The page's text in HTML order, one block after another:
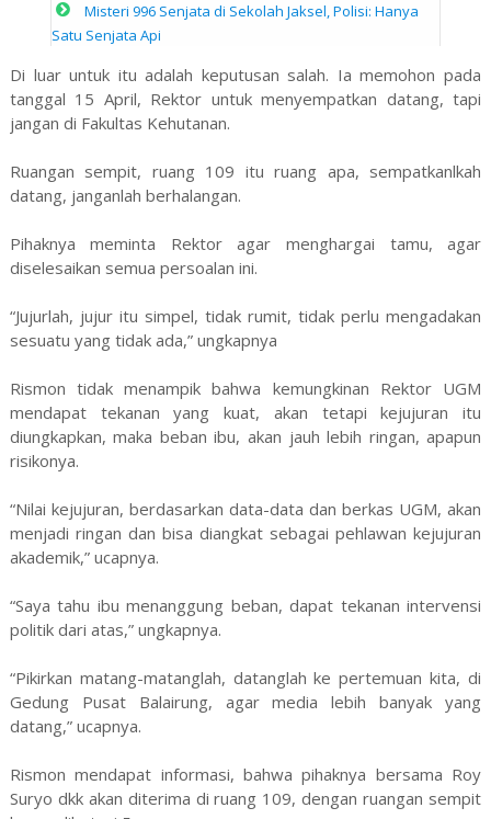
Misteri 996 Senjata di Sekolah Jaksel, Polisi: Hanya
Satu Senjata Api
Di luar untuk itu adalah keputusan salah. Ia memohon pada
tanggal 15 April, Rektor untuk menyempatkan datang, tapi
jangan di Fakultas Kehutanan.
Ruangan sempit, ruang 109 itu ruang apa, sempatkanlkah
datang, janganlah berhalangan.
Pihaknya meminta Rektor agar menghargai tamu, agar
diselesaikan semua persoalan ini.
“Jujurlah, jujur itu simpel, tidak rumit, tidak perlu mengadakan
sesuatu yang tidak ada,” ungkapnya
Rismon tidak menampik bahwa kemungkinan Rektor UGM
mendapat tekanan yang kuat, akan tetapi kejujuran itu
diungkapkan, maka beban ibu, akan jauh lebih ringan, apapun
risikonya.
“Nilai kejujuran, berdasarkan data-data dan berkas UGM, akan
menjadi ringan dan bisa diangkat sebagai pehlawan kejujuran
akademik,” ucapnya.
“Saya tahu ibu menanggung beban, dapat tekanan intervensi
politik dari atas,” ungkapnya.
“Pikirkan matang-matanglah, datanglah ke pertemuan kita, di
Gedung Pusat Balairung, agar media lebih banyak yang
datang,” ucapnya.
Rismon mendapat informasi, bahwa pihaknya bersama Roy
Suryo dkk akan diterima di ruang 109, dengan ruangan sempit